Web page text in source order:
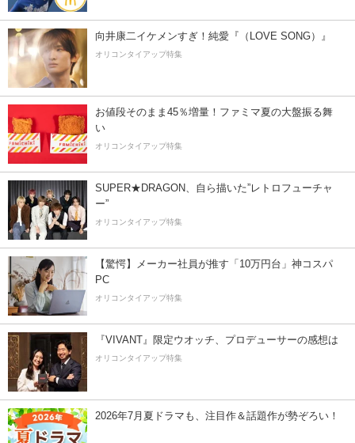
向井康二イケメンすぎ！純愛『（LOVE SONG）』
オリコンタイアップ特集
お値段そのまま45％増量！ファミマ夏の大盤振る舞
い
オリコンタイアップ特集
SUPER★DRAGON、自ら描いた”レトロフューチャ
ー”
オリコンタイアップ特集
【驚愕】メーカー社員が推す「10万円台」神コスパ
PC
オリコンタイアップ特集
『VIVANT』限定ウオッチ、プロデューサーの感想は
オリコンタイアップ特集
2026年7月夏ドラマも、注目作＆話題作が勢ぞろい！